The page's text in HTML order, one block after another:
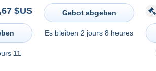
$US
11
Gebot abgeben
Es bleiben 2 jours 8 heures